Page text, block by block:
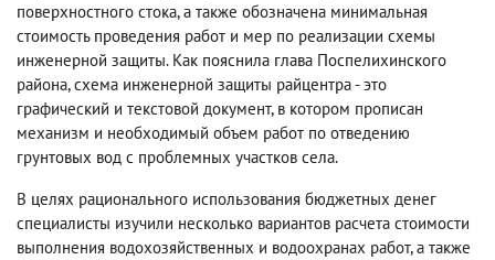
поверхностного стока, а также обозначена минимальная
стоимость проведения работ и мер по реализации схемы
инженерной защиты. Как пояснила глава Поспелихинского
района, схема инженерной защиты райцентра - это
графический и текстовой документ, в котором прописан
механизм и необходимый объем работ по отведению
грунтовых вод с проблемных участков села.
В целях рационального использования бюджетных денег
специалисты изучили несколько вариантов расчета стоимости
выполнения водохозяйственных и водоохранах работ, а также